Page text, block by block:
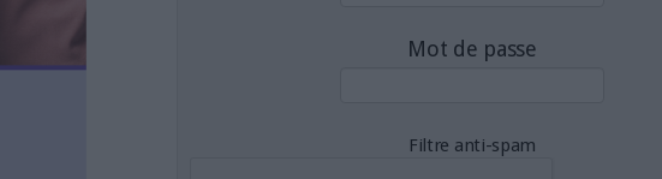
L'ANNUAIRE DES ACTEURS
Mot de passe
Filtre anti-spam